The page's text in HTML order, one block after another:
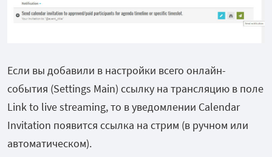
Если вы добавили в настройки всего онлайн-
события (Settings Main) ссылку на трансляцию в поле
Link to live streaming, то в уведомлении Calendar
Invitation появится ссылка на стрим (в ручном или
автоматическом).